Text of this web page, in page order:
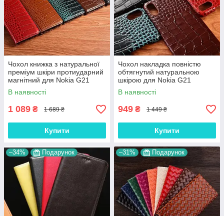
Чохол книжка з натуральної
преміум шкіри протиударний
магнітний для Nokia G21
"CROCODILE"
В наявності
1 089 ₴ 1 689 ₴
Купити
Чохол накладка повністю
обтягнутий натуральною
шкірою для Nokia G21
"SIGNATURE"
В наявності
949 ₴ 1 449 ₴
Купити
–34% Подарунок –31% Подарунок